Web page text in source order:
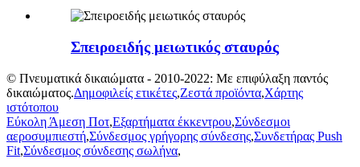
Σπειροειδής μειωτικός σταυρός
© Πνευματικά δικαιώματα - 2010-2022: Με επιφύλαξη παντός
δικαιώματος.Δημοφιλείς ετικέτες,Ζεστά προϊόντα,Χάρτης
ιστότοπου
Εύκολη Άμεση Ποτ,Εξαρτήματα έκκεντρου,Σύνδεσμοι
αεροσυμπιεστή,Σύνδεσμος γρήγορης σύνδεσης,Συνδετήρας Push
Fit,Σύνδεσμος σύνδεσης σωλήνα,